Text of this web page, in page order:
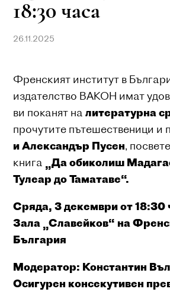
18:30 часа
26.11.2025
Френският институт в
издателство ВАКОН имат
ви поканят налитературна
прочутите пътешественици и
и Александър Пусен,
книга
„Да обиколиш
Тулеар до Таматаве“.
Сряда, 3декемвриот18:30
Зала „Славейков“ на
България
Модератор: Константин
Осигурен консекутивен